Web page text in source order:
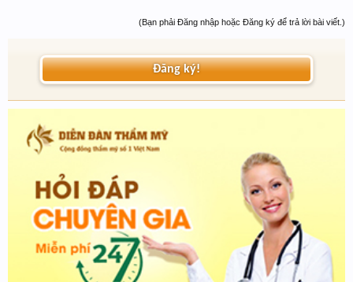
(Bạn phải Đăng nhập hoặc Đăng ký để trả lời bài viết.)
Đăng ký!